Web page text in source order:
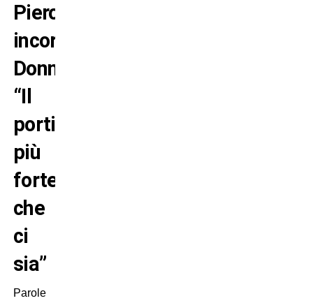
Piero
incorona
Donnarumma:
“Il
portiere
più
forte
che
ci
sia”
Parole